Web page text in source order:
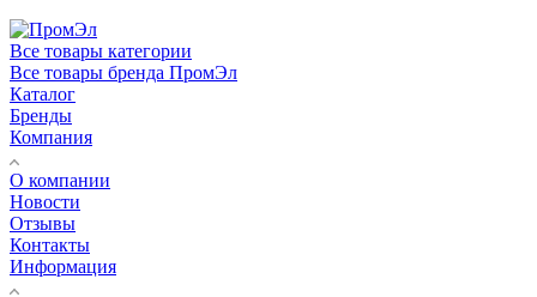
Все товары категории
Все товары бренда ПромЭл
Каталог
Бренды
Компания
О компании
Новости
Отзывы
Контакты
Информация